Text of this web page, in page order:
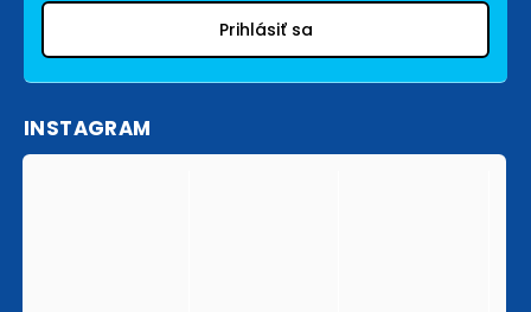
Prihlásiť sa
INSTAGRAM